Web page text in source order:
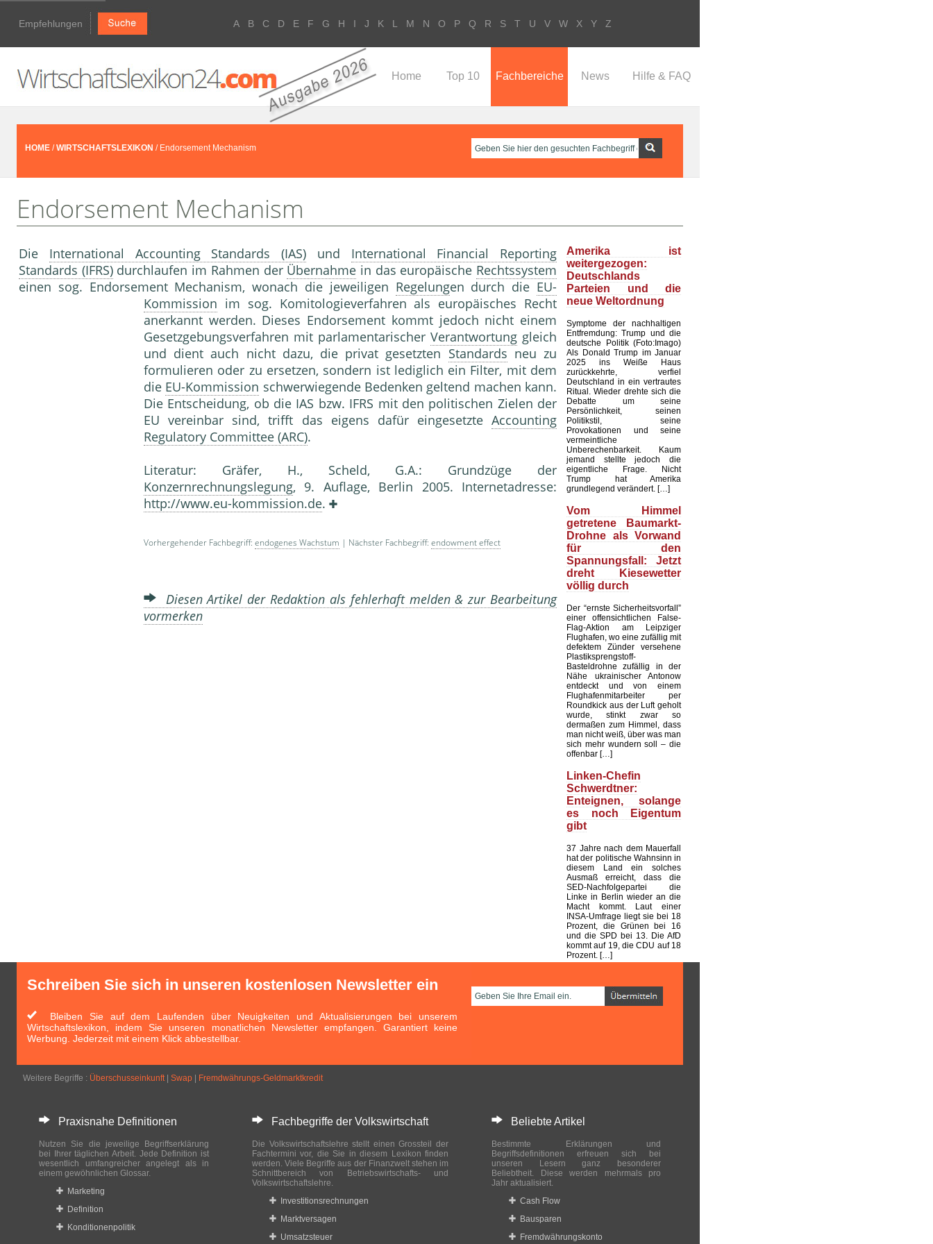
Empfehlungen A B C D E F G H I J K L M N O P Q R S T U V W X Y Z
Home Top 10 Fachbereiche News Hilfe & FAQ
HOME /WIRTSCHAFTSLEXIKON / Endorsement Mechanism
Endorsement Mechanism
Die International Accounting Standards (IAS) und International Financial Reporting
Standards (IFRS)durchlaufen im Rahmen der Übernahme in das europäische Rechtssystem
einen sog. Endorse­ment Mechanism, wonach die jeweiligen Regelungen durch die EU-
Kommission im sog. Komitologie­verfahren als europäisches Recht
anerkannt werden. Dieses Endorsement kommt jedoch nicht einem
Gesetzgebungsverfahren mit parlamentarischer Verantwortung gleich
und dient auch nicht dazu, die privat gesetzten Standards neu zu
formulieren oder zu ersetzen, sondern ist lediglich ein Filter, mit dem
die EU-Kommission schwerwiegende Bedenken geltend machen kann.
Die Entscheidung, ob die IAS bzw. IFRS mit den politischen Zielen der
EU vereinbar sind, trifft das eigens dafür eingesetzte Accounting
Regulatory Committee (ARC).
Literatur: Gräfer, H., Scheld, G.A.: Grundzüge der
Konzernrechnungslegung, 9. Auflage, Berlin 2005. Internetadresse:
http://www.eu-kommission.de.
Vorhergehender Fachbegriff: endogenes Wachstum | Nächster Fachbegriff: endowment effect
Diesen Artikel der Redaktion als fehlerhaft melden & zur Bearbeitung
vormerken
Amerika ist
weitergezogen:
Deutschlands
Parteien und die
neue Weltordnung
Symptome der nachhaltigen
Entfremdung: Trump und die
deutsche Politik (Foto:Imago)
Als Donald Trump im Januar
2025 ins Weiße Haus
zurückkehrte, verfiel
Deutschland in ein vertrautes
Ritual. Wieder drehte sich die
Debatte um seine
Persönlichkeit, seinen
Politikstil, seine
Provokationen und seine
vermeintliche
Unberechenbarkeit. Kaum
jemand stellte jedoch die
eigentliche Frage. Nicht
Trump hat Amerika
grundlegend verändert. […]
Vom Himmel
getretene Baumarkt-
Drohne als Vorwand
für den
Spannungsfall: Jetzt
dreht Kiesewetter
völlig durch
Der “ernste Sicherheitsvorfall”
einer offensichtlichen False-
Flag-Aktion am Leipziger
Flughafen, wo eine zufällig mit
defektem Zünder versehene
Plastiksprengstoff-
Basteldrohne zufällig in der
Nähe ukrainischer Antonow
entdeckt und von einem
Flughafenmitarbeiter per
Roundkick aus der Luft geholt
wurde, stinkt zwar so
dermaßen zum Himmel, dass
man nicht weiß, über was man
sich mehr wundern soll – die
offenbar […]
Linken-Chefin
Schwerdtner:
Enteignen, solange
es noch Eigentum
gibt
37 Jahre nach dem Mauerfall
hat der politische Wahnsinn in
diesem Land ein solches
Ausmaß erreicht, dass die
SED-Nachfolgepartei die
Linke in Berlin wieder an die
Macht kommt. Laut einer
INSA-Umfrage liegt sie bei 18
Prozent, die Grünen bei 16
und die SPD bei 13. Die AfD
kommt auf 19, die CDU auf 18
Prozent. […]
Schreiben Sie sich in unseren kostenlosen Newsletter ein
Bleiben Sie auf dem Laufenden über Neuigkeiten und Aktualisierungen bei unserem
Wirtschaftslexikon, indem Sie unseren monatlichen Newsletter empfangen. Garantiert keine
Werbung. Jederzeit mit einem Klick abbestellbar.
Weitere Begriffe : Überschusseinkunft| Swap Fremdwährungs-Geldmarktkredit
Praxisnahe Definitionen
Nutzen Sie die jeweilige Begriffserklärung
bei Ihrer täglichen Arbeit. Jede Definition ist
wesentlich umfangreicher angelegt als in
einem gewöhnlichen Glossar.
Marketing
Definition
Konditionenpolitik
Fachbegriffe der Volkswirtschaft
Die Volkswirtschaftslehre stellt einen Grossteil der
Fachtermini vor, die Sie in diesem Lexikon finden
werden. Viele Begriffe aus der Finanzwelt stehen im
Schnittbereich von Betriebswirtschafts- und
Volkswirtschaftslehre.
Investitionsrechnungen
Marktversagen
Umsatzsteuer
Beliebte Artikel
Bestimmte Erklärungen und
Begriffsdefinitionen erfreuen sich bei
unseren Lesern ganz besonderer
Beliebtheit. Diese werden mehrmals pro
Jahr aktualisiert.
Cash Flow
Bausparen
Fremdwährungskonto